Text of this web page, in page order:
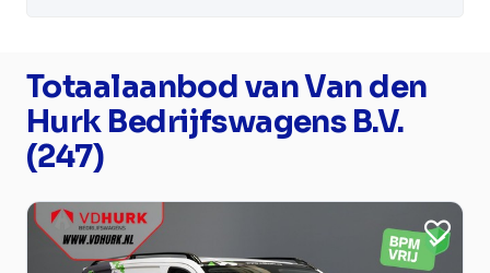
Totaalaanbod van Van den
Hurk Bedrijfswagens B.V.
(247)